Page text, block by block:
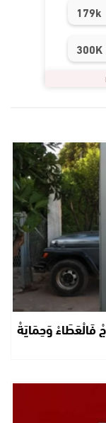
179k
300K
فَالْعَطَاءْ وَحِمَايَةْ